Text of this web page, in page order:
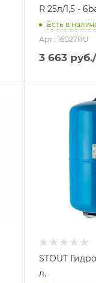
R 25л/1,5 -
Есть в
Арт.: 16027RU
3 663 руб.
Объем бака,
Назначение
Гарантийный
STOUT
л.